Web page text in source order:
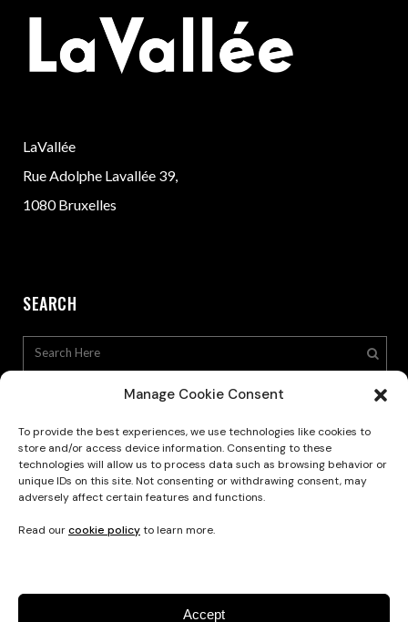
Manage Cookie Consent
To provide the best experiences, we use technologies like cookies to
store and/or access device information. Consenting to these
technologies will allow us to process data such as browsing behavior or
unique IDs on this site. Not consenting or withdrawing consent, may
adversely affect certain features and functions.
Read ourcookie policyto learn more.
Accept
LaVallée
Rue Adolphe Lavallée 39,
1080 Bruxelles
SEARCH
Privacy Policy